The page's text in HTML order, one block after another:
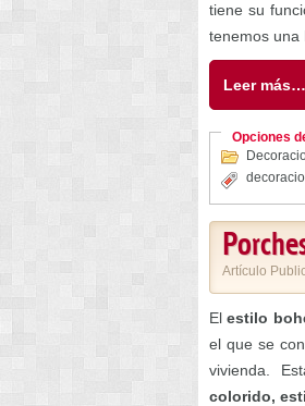
tiene su
tenemos una
Leer más…
Opciones
Artículo
Elestilo
el que se
vivienda.
colorido,